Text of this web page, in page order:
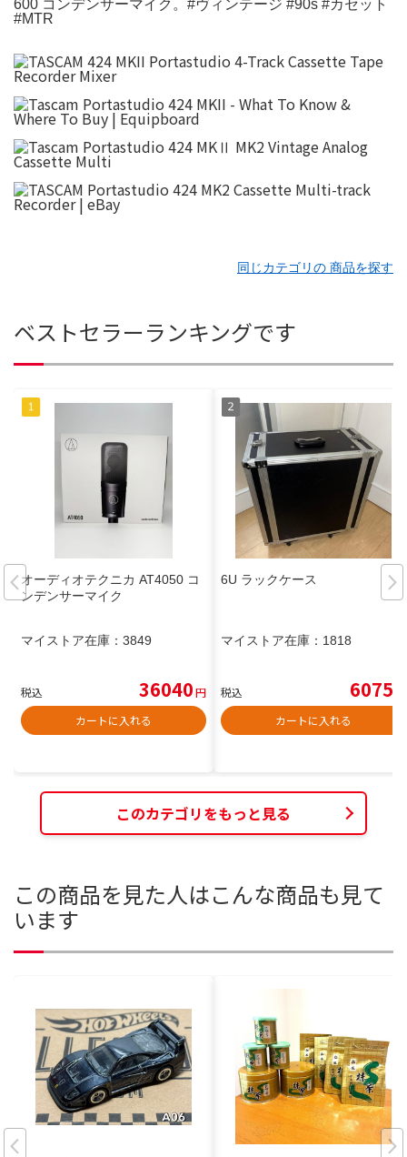
600 コンデンサーマイク。#ヴィンテージ #90s #カセット
#MTR
同じカテゴリの 商品を探す
ベストセラーランキングです
オーディオテクニカ AT4050 コ
ンデンサーマイク
マイストア在庫： 3849
税込 36040円
カートに入れる
6U ラックケース
マイストア在庫： 1818
税込 6075
カートに入れる
このカテゴリをもっと見る
この商品を見た人はこんな商品も見て
います